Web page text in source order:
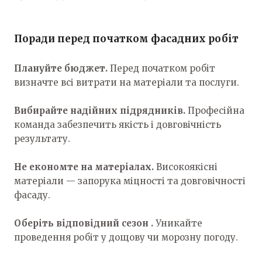
Поради перед початком фасадних робіт
Плануйте бюджет. Перед початком робіт
визначте всі витрати на матеріали та послуги.
Вибирайте надійних підрядників. Професійна
команда забезпечить якість і довговічність
результату.
Не економте на матеріалах. Високоякісні
матеріали — запорука міцності та довговічності
фасаду.
Оберіть відповідний сезон . Уникайте
проведення робіт у дощову чи морозну погоду.